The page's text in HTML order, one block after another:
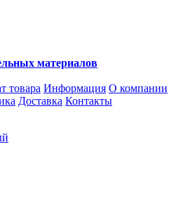
материалов
товара Информация О компании
Доставка Контакты